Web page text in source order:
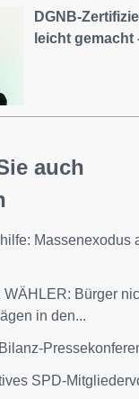
DGNB-
leicht gemacht
auch
Massenexodus
Bürger
in den...
SPD-